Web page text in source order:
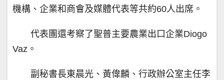
機構、企業和商會及媒體代表等共約60人出席。
代表團還考察了聖普主要農業出口企業Diogo
Vaz。
副秘書長東晨光、黃偉麟、行政辦公室主任李